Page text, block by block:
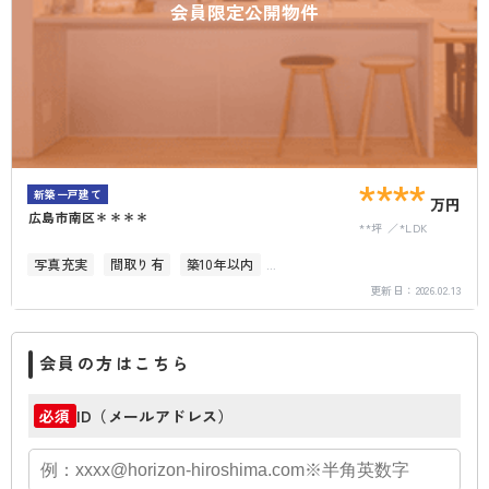
会員限定公開物件
新築一戸建て
広島市南区＊＊＊＊ **** 万円
**坪 *LDK
写真充実 間取り有
築10年以内
更新日： 2026.02.13
会員の方はこちら
必須 ID（メールアドレス）